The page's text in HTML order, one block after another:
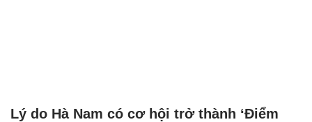
Lý do Hà Nam có cơ hội trở thành ‘Điểm